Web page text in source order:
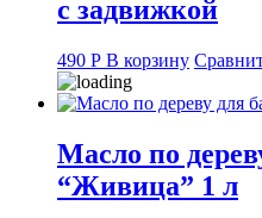
с задвижкой
490 Р В корзину
Масло по
“Живица” 1 л